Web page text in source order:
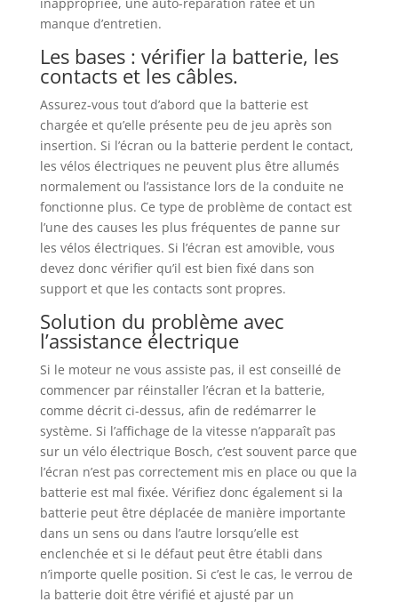
manque d’entretien.
Les bases : vérifier la batterie, les
contacts et les câbles.
Assurez-vous tout d’abord que la batterie est
chargée et qu’elle présente peu de jeu après son
insertion. Si l’écran ou la batterie perdent le contact,
les vélos électriques ne peuvent plus être allumés
normalement ou l’assistance lors de la conduite ne
fonctionne plus. Ce type de problème de contact est
l’une des causes les plus fréquentes de panne sur
les vélos électriques. Si l’écran est amovible, vous
devez donc vérifier qu’il est bien fixé dans son
support et que les contacts sont propres.
Solution du problème avec
l’assistance électrique
Si le moteur ne vous assiste pas, il est conseillé de
commencer par réinstaller l’écran et la batterie,
comme décrit ci-dessus, afin de redémarrer le
système. Si l’affichage de la vitesse n’apparaît pas
sur un vélo électrique Bosch, c’est souvent parce que
l’écran n’est pas correctement mis en place ou que la
batterie est mal fixée. Vérifiez donc également si la
batterie peut être déplacée de manière importante
dans un sens ou dans l’autre lorsqu’elle est
enclenchée et si le défaut peut être établi dans
n’importe quelle position. Si c’est le cas, le verrou de
la batterie doit être vérifié et ajusté par un